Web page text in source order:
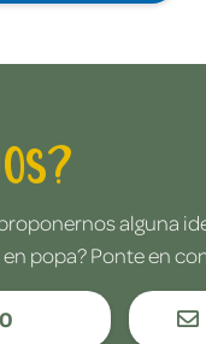
alguna
popa? Ponte en